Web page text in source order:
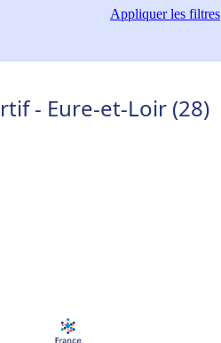
Appliquerles filtres
- Eure-et-Loir (28)